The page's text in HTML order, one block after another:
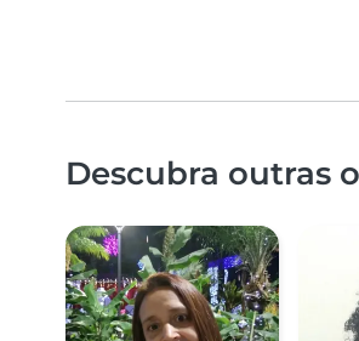
Descubra outras